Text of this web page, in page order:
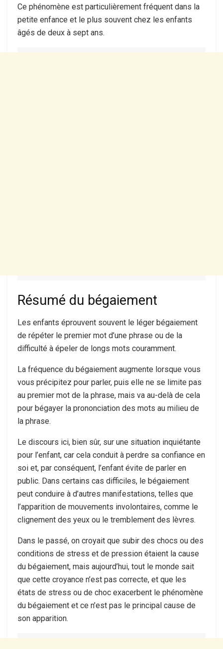
Ce phénomène est particulièrement fréquent dans la
petite enfance et le plus souvent chez les enfants
âgés de deux à sept ans.
Résumé du bégaiement
Les enfants éprouvent souvent le léger bégaiement
de répéter le premier mot d’une phrase ou de la
difficulté à épeler de longs mots couramment.
La fréquence du bégaiement augmente lorsque vous
vous précipitez pour parler, puis elle ne se limite pas
au premier mot de la phrase, mais va au-delà de cela
pour bégayer la prononciation des mots au milieu de
la phrase.
Le discours ici, bien sûr, sur une situation inquiétante
pour l’enfant, car cela conduit à perdre sa confiance en
soi et, par conséquent, l’enfant évite de parler en
public. Dans certains cas difficiles, le bégaiement
peut conduire à d’autres manifestations, telles que
l’apparition de mouvements involontaires, comme le
clignement des yeux ou le tremblement des lèvres.
Dans le passé, on croyait que subir des chocs ou des
conditions de stress et de pression étaient la cause
du bégaiement, mais aujourd’hui, tout le monde sait
que cette croyance n’est pas correcte, et que les
états de stress ou de choc exacerbent le phénomène
du bégaiement et ce n’est pas le principal cause de
son apparition.